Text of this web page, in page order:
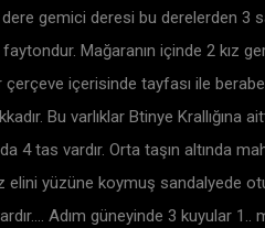
gemici deresi bu derelerden 3
Mağaranın içinde 2 kız
çerçeve içerisinde tayfası ile
Bu varlıklar Btinye Krallığına
4 tas vardır. Orta taşın altında
elini yüzüne koymuş sandalyede
Adım güneyinde 3 kuyular